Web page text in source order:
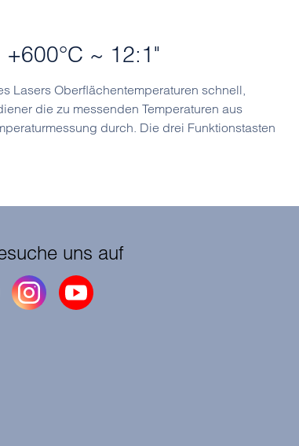
~ 12:1"
Lasers Oberflächentemperaturen schnell,
die zu messenden Temperaturen aus
durch. Die drei Funktionstasten
uns auf